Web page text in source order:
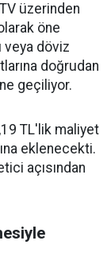
üzerinden
öne
veya döviz
doğrudan
geçiliyor.
TL'lik maliyet
eklenecekti.
açısından